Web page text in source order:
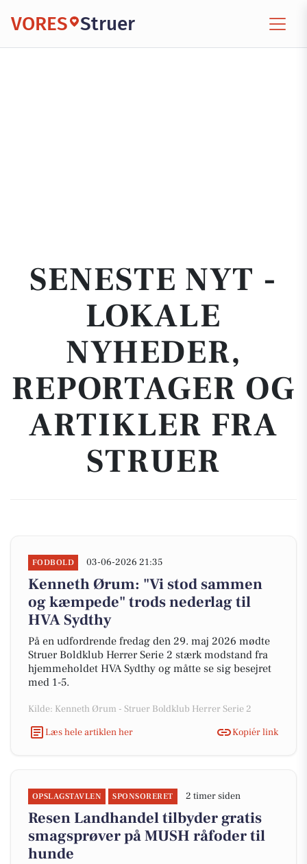
VORES Struer
SENESTE NYT -
LOKALE
NYHEDER,
REPORTAGER OG
ARTIKLER FRA
STRUER
FODBOLD 03-06-2026 21:35
Kenneth Ørum: "Vi stod sammen
og kæmpede" trods nederlag til
HVA Sydthy
På en udfordrende fredag den 29. maj 2026 mødte
Struer Boldklub Herrer Serie 2 stærk modstand fra
hjemmeholdet HVA Sydthy og måtte se sig besejret
med 1-5.
Kilde: Kenneth Ørum - Struer Boldklub Herrer Serie 2
Læs hele artiklen her
Kopiér link
OPSLAGSTAVLEN SPONSORERET 2 timer siden
Resen Landhandel tilbyder gratis
smagsprøver på MUSH råfoder til
hunde